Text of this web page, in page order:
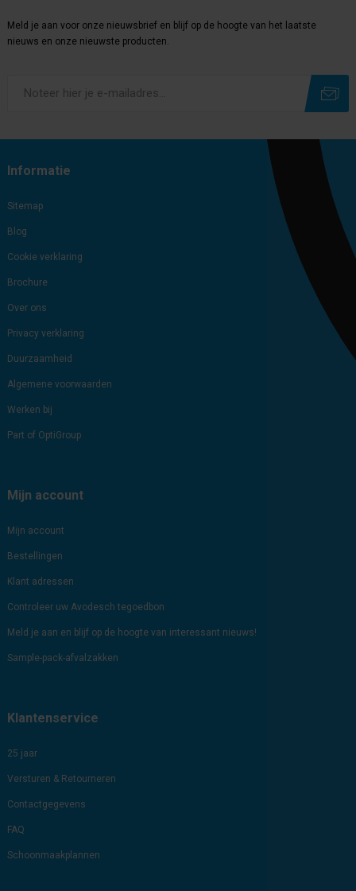
Meld je aan voor onze nieuwsbrief en blijf op de hoogte van het laatste
nieuws en onze nieuwste producten.
Informatie
Sitemap
Blog
Cookie verklaring
Brochure
Over ons
Privacy verklaring
Duurzaamheid
Algemene voorwaarden
Werken bij
Part of OptiGroup
Mijn account
Mijn account
Bestellingen
Klant adressen
Controleer uw Avodesch tegoedbon
Meld je aan en blijf op de hoogte van interessant nieuws!
Sample-pack-afvalzakken
Klantenservice
25 jaar
Versturen & Retourneren
Contactgegevens
FAQ
Schoonmaakplannen